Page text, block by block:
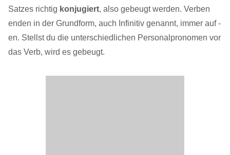
Satzes richtig konjugiert, also gebeugt werden. Verben
enden in der Grundform, auch Infinitiv genannt, immer auf -
en. Stellst du die unterschiedlichen Personalpronomen vor
das Verb, wird es gebeugt.